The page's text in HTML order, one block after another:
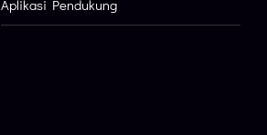
Aplikasi Pendukung